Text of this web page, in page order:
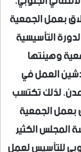
بعمل الجمعية
التأسيسية
وهيئتها
العمل في
لذلك تكتسب
بعمل الجمعية
المجلس الكثير